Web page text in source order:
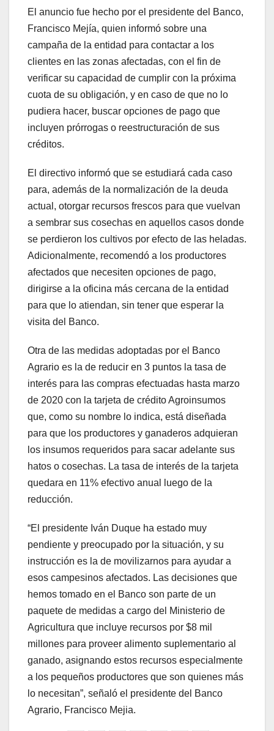
El anuncio fue hecho por el presidente del Banco,
Francisco Mejía, quien informó sobre una
campaña de la entidad para contactar a los
clientes en las zonas afectadas, con el fin de
verificar su capacidad de cumplir con la próxima
cuota de su obligación, y en caso de que no lo
pudiera hacer, buscar opciones de pago que
incluyen prórrogas o reestructuración de sus
créditos.
El directivo informó que se estudiará cada caso
para, además de la normalización de la deuda
actual, otorgar recursos frescos para que vuelvan
a sembrar sus cosechas en aquellos casos donde
se perdieron los cultivos por efecto de las heladas.
Adicionalmente, recomendó a los productores
afectados que necesiten opciones de pago,
dirigirse a la oficina más cercana de la entidad
para que lo atiendan, sin tener que esperar la
visita del Banco.
Otra de las medidas adoptadas por el Banco
Agrario es la de reducir en 3 puntos la tasa de
interés para las compras efectuadas hasta marzo
de 2020 con la tarjeta de crédito Agroinsumos
que, como su nombre lo indica, está diseñada
para que los productores y ganaderos adquieran
los insumos requeridos para sacar adelante sus
hatos o cosechas. La tasa de interés de la tarjeta
quedara en 11% efectivo anual luego de la
reducción.
“El presidente Iván Duque ha estado muy
pendiente y preocupado por la situación, y su
instrucción es la de movilizarnos para ayudar a
esos campesinos afectados. Las decisiones que
hemos tomado en el Banco son parte de un
paquete de medidas a cargo del Ministerio de
Agricultura que incluye recursos por $8 mil
millones para proveer alimento suplementario al
ganado, asignando estos recursos especialmente
a los pequeños productores que son quienes más
lo necesitan”, señaló el presidente del Banco
Agrario, Francisco Mejia.